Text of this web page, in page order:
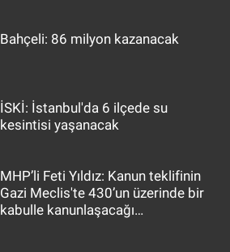
Bahçeli: 86 milyon kazanacak
İSKİ: İstanbul'da 6 ilçede su
kesintisi yaşanacak
MHP’li Feti Yıldız: Kanun teklifinin
Gazi Meclis'te 430’un üzerinde bir
kabulle kanunlaşacağı